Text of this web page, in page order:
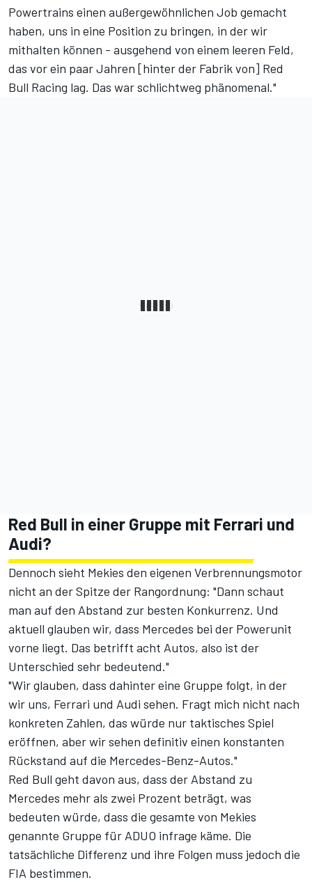
Powertrains einen außergewöhnlichen Job gemacht
haben, uns in eine Position zu bringen, in der wir
mithalten können - ausgehend von einem leeren Feld,
das vor ein paar Jahren [hinter der Fabrik von] Red
Bull Racing lag. Das war schlichtweg phänomenal."
Red Bull in einer Gruppe mit Ferrari und
Audi?
Dennoch sieht Mekies den eigenen Verbrennungsmotor
nicht an der Spitze der Rangordnung: "Dann schaut
man auf den Abstand zur besten Konkurrenz. Und
aktuell glauben wir, dass Mercedes bei der Powerunit
vorne liegt. Das betrifft acht Autos, also ist der
Unterschied sehr bedeutend."
"Wir glauben, dass dahinter eine Gruppe folgt, in der
wir uns, Ferrari und Audi sehen. Fragt mich nicht nach
konkreten Zahlen, das würde nur taktisches Spiel
eröffnen, aber wir sehen definitiv einen konstanten
Rückstand auf die Mercedes-Benz-Autos."
Red Bull geht davon aus, dass der Abstand zu
Mercedes mehr als zwei Prozent beträgt, was
bedeuten würde, dass die gesamte von Mekies
genannte Gruppe für ADUO infrage käme. Die
tatsächliche Differenz und ihre Folgen muss jedoch die
FIA bestimmen.